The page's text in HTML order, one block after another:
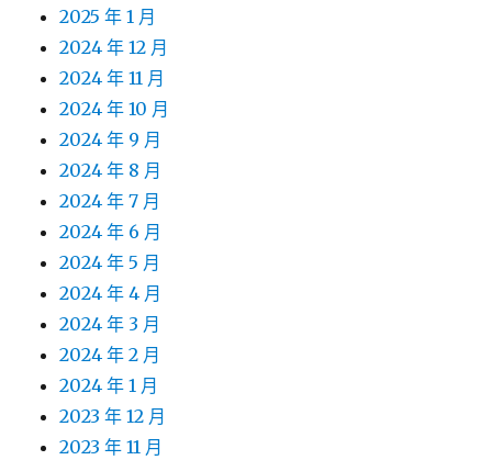
2025 年 1 月
2024 年 12 月
2024 年 11 月
2024 年 10 月
2024 年 9 月
2024 年 8 月
2024 年 7 月
2024 年 6 月
2024 年 5 月
2024 年 4 月
2024 年 3 月
2024 年 2 月
2024 年 1 月
2023 年 12 月
2023 年 11 月